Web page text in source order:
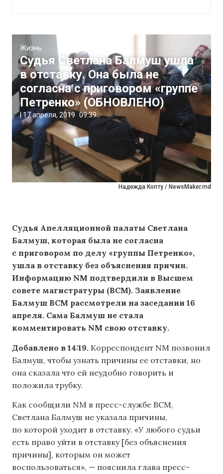
Надежда Копту / NewsMaker.md
Жизнь
Судья Светлана Балмуш ушла
в отставку. Она была не
согласна с приговором «группе
Петренко» (ОБНОВЛЕНО)
|17 апреля, 2019 09:39
Судья Апелляционной палаты Светлана
Балмуш, которая была не согласна
с приговором по делу «группы Петренко»,
ушла в отставку без объяснения причин.
Информацию NM подтвердили в Высшем
совете магистратуры (ВСМ). Заявление
Балмуш ВСМ рассмотрели на заседании 16
апреля. Сама Балмуш не стала
комментировать NM свою отставку.
Добавлено в 14:19. Корреспондент NM позвонил
Балмуш, чтобы узнать причины ее отставки, но
она сказала что ей неудобно говорить и
положила трубку.
Как сообщили NM в пресс-службе ВСМ,
Светлана Балмуш не указала причины,
по которой уходит в отставку. «У любого судьи
есть право уйти в отставку [без объяснения
причины], которым он может
воспользоваться», — пояснила глава пресс-